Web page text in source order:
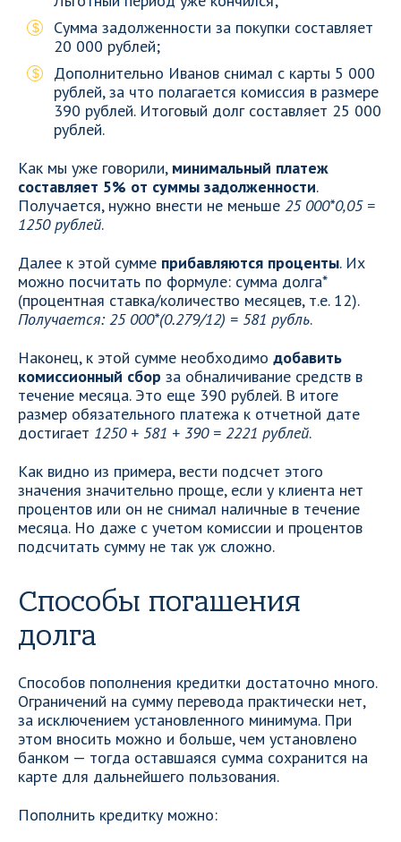
Сумма задолженности за покупки составляет
20 000 рублей;
Дополнительно Иванов снимал с карты 5 000
рублей, за что полагается комиссия в размере
390 рублей. Итоговый долг составляет 25 000
рублей.
Как мы уже говорили, минимальный платеж
составляет 5% от суммы задолженности.
Получается, нужно внести не меньше 25 000*0,05 =
1250 рублей.
Далее к этой сумме прибавляются проценты. Их
можно посчитать по формуле: сумма долга*
(процентная ставка/количество месяцев, т.е. 12).
Получается: 25 000*(0.279/12) = 581 рубль.
Наконец, к этой сумме необходимо добавить
комиссионный сбор за обналичивание средств в
течение месяца. Это еще 390 рублей. В итоге
размер обязательного платежа к отчетной дате
достигает 1250 + 581 + 390 = 2221 рублей.
Как видно из примера, вести подсчет этого
значения значительно проще, если у клиента нет
процентов или он не снимал наличные в течение
месяца. Но даже с учетом комиссии и процентов
подсчитать сумму не так уж сложно.
Способы погашения
долга
Способов пополнения кредитки достаточно много.
Ограничений на сумму перевода практически нет,
за исключением установленного минимума. При
этом вносить можно и больше, чем установлено
банком — тогда оставшаяся сумма сохранится на
карте для дальнейшего пользования.
Пополнить кредитку можно: